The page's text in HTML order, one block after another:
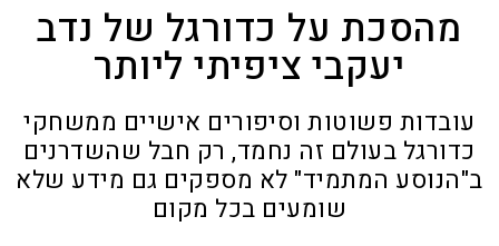
מהסכת על כדורגל של נדב
יעקבי ציפיתי ליותר
עובדות פשוטות וסיפורים אישיים ממשחקי
כדורגל בעולם זה נחמד, רק חבל שהשדרנים
ב"הנוסע המתמיד" לא מספקים גם מידע שלא
שומעים בכל מקום